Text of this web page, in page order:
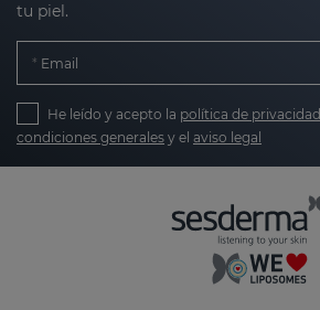
tu piel.
Email
He leído y acepto la política de privacidad
condiciones generales y el aviso legal